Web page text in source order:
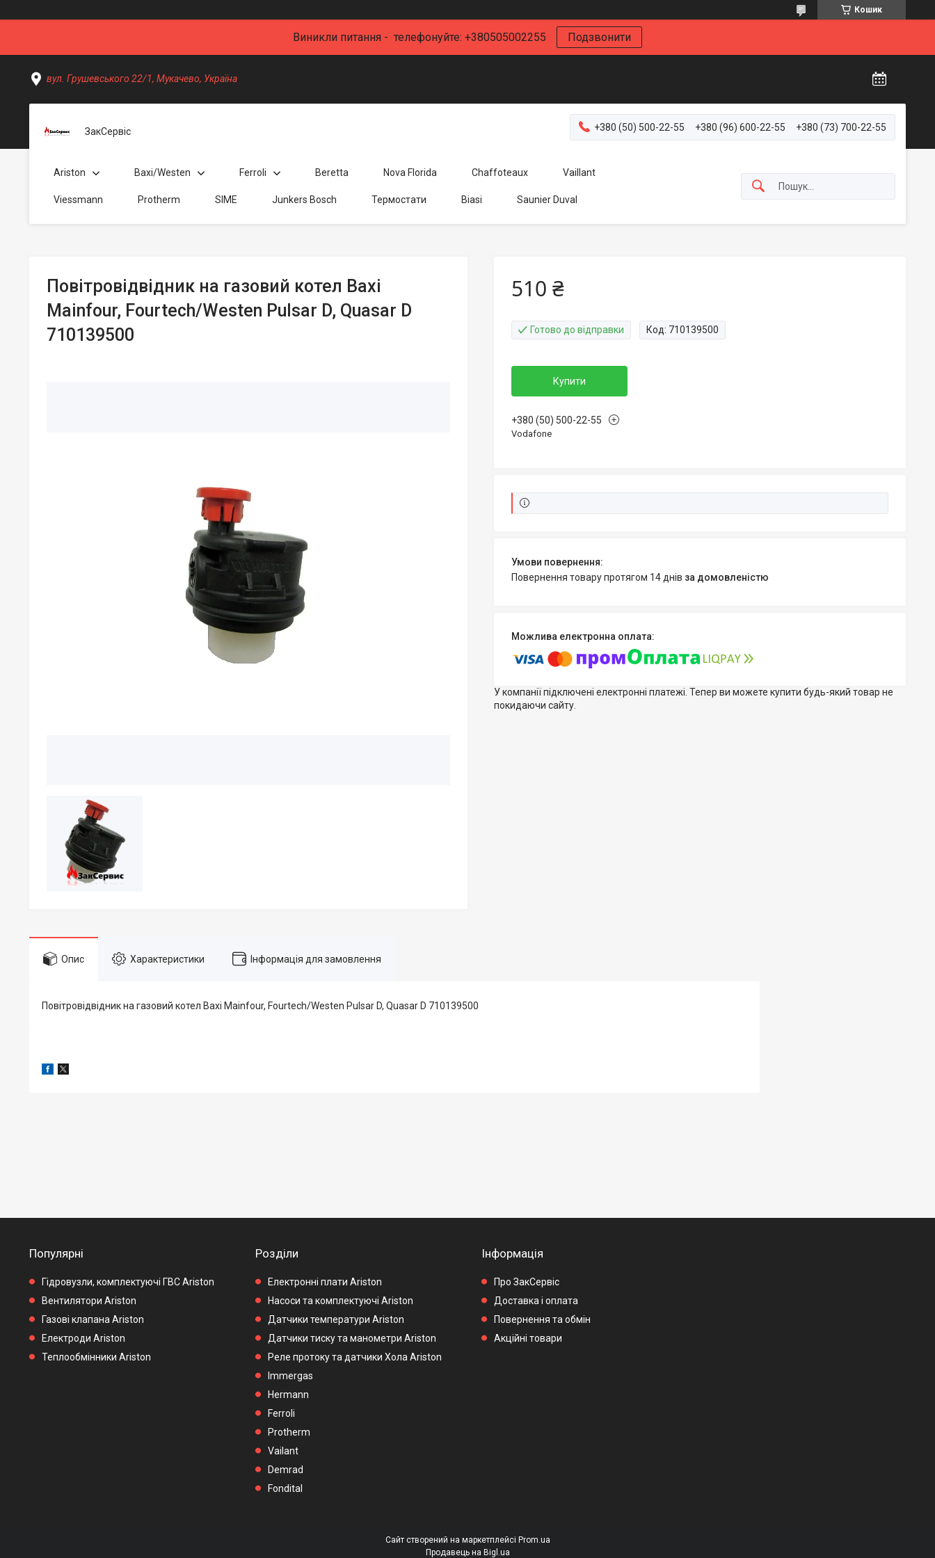
Кошик
Виникли питання - телефонуйте: +380505002255 Подзвонити
вул. Грушевського 22/1, Мукачево, Україна
ЗакСервіс +380 (50) 500-22-55 +380 (96) 600-22-55 +380 (73) 700-22-55
Ariston Baxi/Westen Ferroli Beretta Nova Florida Chaffoteaux Vaillant
Viessmann Protherm SIME Junkers Bosch Термостати Biasi Saunier Duval
Повітровідвідник на газовий котел Baxi
Mainfour, Fourtech/Westen Pulsar D, Quasar D
710139500
510 ₴
Готово до відправки Код: 710139500
Купити
+380 (50) 500-22-55
Vodafone
повернення товару протягом 14 днів за домовленістю
У компанії підключені електронні платежі. Тепер ви можете купити будь-який товар не
покидаючи сайту.
Опис Характеристики Інформація для замовлення
Повітровідвідник на газовий котел Baxi Mainfour, Fourtech/Westen Pulsar D, Quasar D 710139500
Популярні
Гідровузли, комплектуючі ГВС Ariston
Вентилятори Ariston
Газові клапана Ariston
Електроди Ariston
Теплообмінники Ariston
Розділи
Електронні плати Ariston
Насоси та комплектуючі Ariston
Датчики температури Ariston
Датчики тиску та манометри Ariston
Реле протоку та датчики Хола Ariston
Immergas
Hermann
Ferroli
Protherm
Vailant
Demrad
Fondital
Інформація
Про ЗакСервіс
Доставка і оплата
Повернення та обмін
Акційні товари
Сайт створений на маркетплейсі Prom.ua
Продавець на Bigl.ua